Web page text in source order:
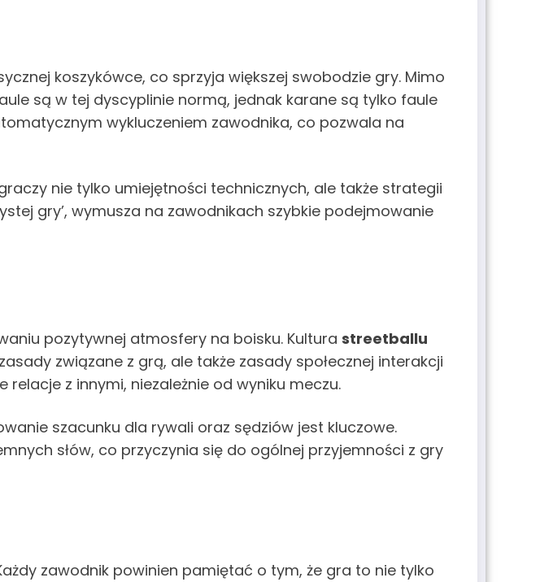
koszykówce, co sprzyja większej swobodzie gry. Mimo
są w tej dyscyplinie normą, jednak karane są tylko faule
wykluczeniem zawodnika, co pozwala na
nie tylko umiejętności technicznych, ale także strategii
gry’, wymusza na zawodnikach szybkie podejmowanie
pozytywnej atmosfery na boisku. Kultura streetballu
związane z grą, ale także zasady społecznej interakcji
z innymi, niezależnie od wyniku meczu.
szacunku dla rywali oraz sędziów jest kluczowe.
słów, co przyczynia się do ogólnej przyjemności z gry
zawodnik powinien pamiętać o tym, że gra to nie tylko